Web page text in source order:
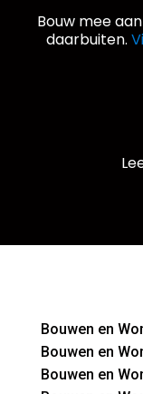
Bouw mee
daarbuiten.
Bouwen en
Bouwen en
Bouwen en